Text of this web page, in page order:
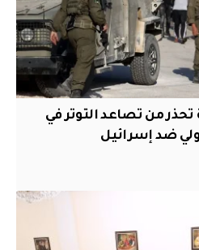
من تصاعد التوتر في
ضد إسرائيل